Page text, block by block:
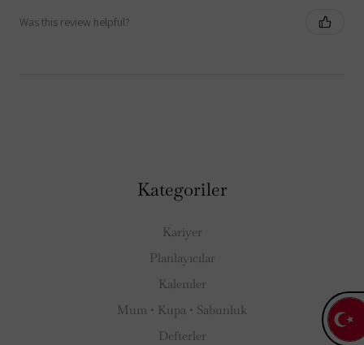
Was this review helpful?
Kategoriler
Kariyer
Planlayıcılar
Kalemler
Mum • Kupa • Sabunluk
Defterler